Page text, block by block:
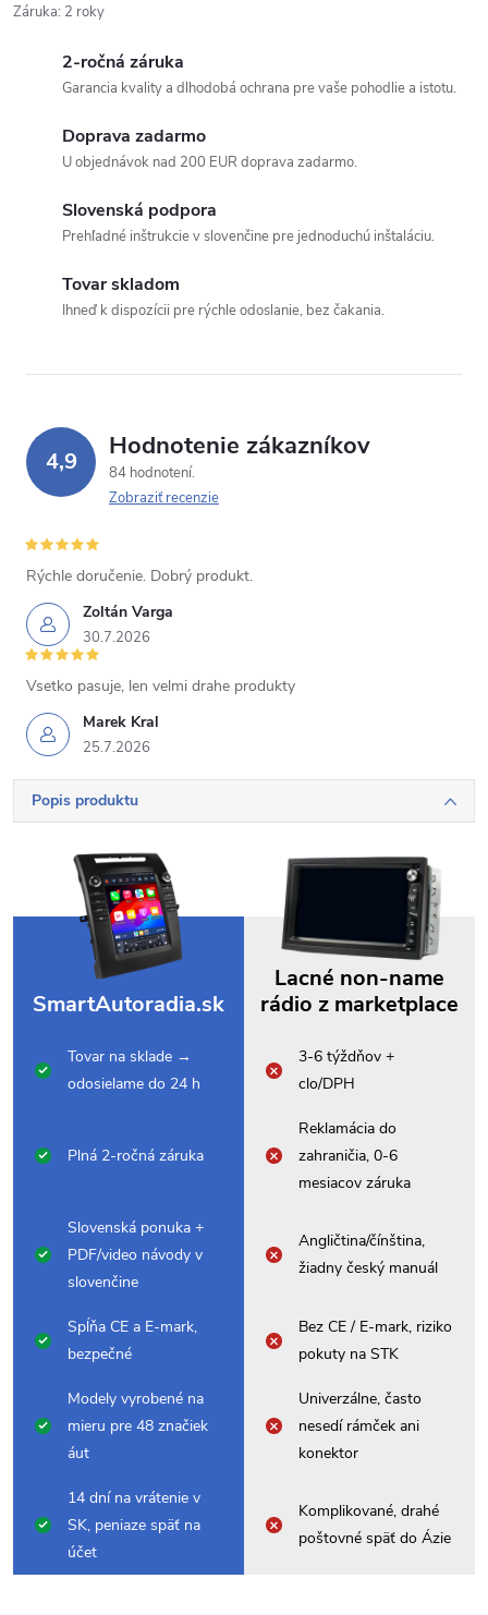
Záruka: 2 roky
2-ročná záruka
Garancia kvality a dlhodobá ochrana pre vaše pohodlie a istotu.
Doprava zadarmo
U objednávok nad 200 EUR doprava zadarmo.
Slovenská podpora
Prehľadné inštrukcie v slovenčine pre jednoduchú inštaláciu.
Tovar skladom
Ihneď k dispozícii pre rýchle odoslanie, bez čakania.
4,9 Hodnotenie zákazníkov
84 hodnotení
Zobraziť recenzie
Zoltán Varga
30.7.2026
Rýchle doručenie. Dobrý produkt.
Marek Kral
25.7.2026
Vsetko pasuje, len velmi drahe produkty
Popis produktu
SmartAutoradia.sk
Lacné non-name
rádio z marketplace
Tovar na sklade →
odosielame do 24 h
3-6 týždňov +
clo/DPH
Plná 2-ročná záruka
Reklamácia do
zahraničia, 0-6
mesiacov záruka
Slovenská ponuka +
PDF/video návody v
slovenčine
Angličtina/čínština,
žiadny český manuál
Spĺňa CE a E-mark,
bezpečné
Bez CE / E-mark, riziko
pokuty na STK
Modely vyrobené na
mieru pre 48 značiek
áut
Univerzálne, často
nesedí rámček ani
konektor
14 dní na vrátenie v
SK, peniaze späť na
účet
Komplikované, drahé
poštovné späť do Ázie